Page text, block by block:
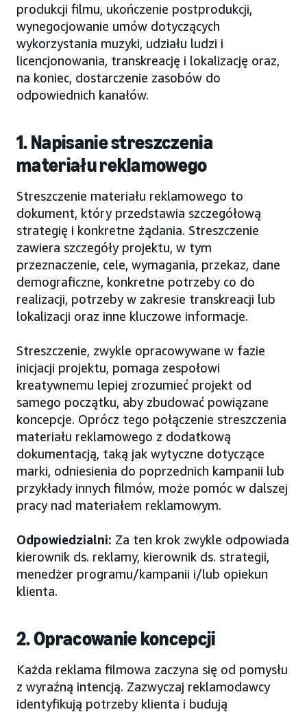
produkcji filmu, ukończenie postprodukcji,
wynegocjowanie umów dotyczących
wykorzystania muzyki, udziału ludzi i
licencjonowania, transkreację i lokalizację oraz,
na koniec, dostarczenie zasobów do
odpowiednich kanałów.
1. Napisanie streszczenia
materiału reklamowego
Streszczenie materiału reklamowego to
dokument, który przedstawia szczegółową
strategię i konkretne żądania. Streszczenie
zawiera szczegóły projektu, w tym
przeznaczenie, cele, wymagania, przekaz, dane
demograficzne, konkretne potrzeby co do
realizacji, potrzeby w zakresie transkreacji lub
lokalizacji oraz inne kluczowe informacje.
Streszczenie, zwykle opracowywane w fazie
inicjacji projektu, pomaga zespołowi
kreatywnemu lepiej zrozumieć projekt od
samego początku, aby zbudować powiązane
koncepcje. Oprócz tego połączenie streszczenia
materiału reklamowego z dodatkową
dokumentacją, taką jak wytyczne dotyczące
marki, odniesienia do poprzednich kampanii lub
przykłady innych filmów, może pomóc w dalszej
pracy nad materiałem reklamowym.
Odpowiedzialni: Za ten krok zwykle odpowiada
kierownik ds. reklamy, kierownik ds. strategii,
menedżer programu/kampanii i/lub opiekun
klienta.
2. Opracowanie koncepcji
Każda reklama filmowa zaczyna się od pomysłu
z wyraźną intencją. Zazwyczaj reklamodawcy
identyfikują potrzeby klienta i budują